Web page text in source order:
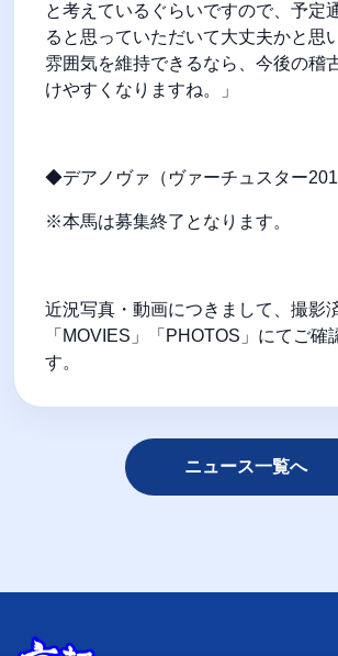
と考えているぐらいですので、予定
ると思っていただいて大丈夫かと思
雰囲気を維持できるなら、今後の稽
けやすくなりますね。」
◆デアノヴァ（ヴァーチュスター
※本馬は募集終了となります。
近況写真・動画につきまして、撮影
「MOVIES」「PHOTOS」にてご確
す。
ニュース一覧へ